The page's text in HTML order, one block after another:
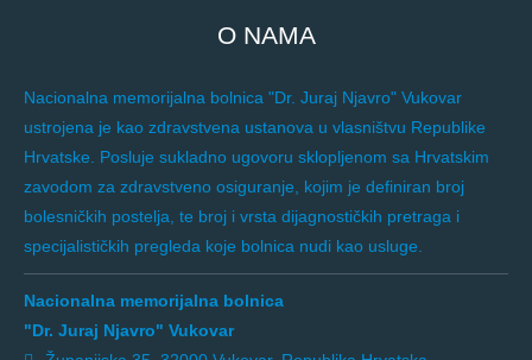
O NAMA
Nacionalna memorijalna bolnica "Dr. Juraj Njavro" Vukovar
ustrojena je kao zdravstvena ustanova u vlasništvu Republike
Hrvatske. Posluje sukladno ugovoru sklopljenom sa Hrvatskim
zavodom za zdravstveno osiguranje, kojim je definiran broj
bolesničkih postelja, te broj i vrsta dijagnostičkih pretraga i
specijalističkih pregleda koje bolnica nudi kao usluge.
Nacionalna memorijalna bolnica
"Dr. Juraj Njavro" Vukovar